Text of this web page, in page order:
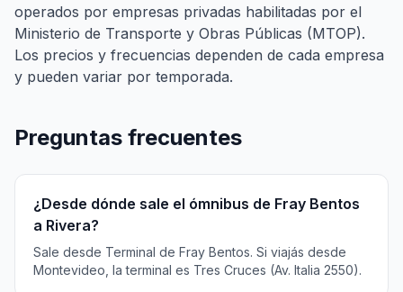
operados por empresas privadas habilitadas por el
Ministerio de Transporte y Obras Públicas (MTOP).
Los precios y frecuencias dependen de cada empresa
y pueden variar por temporada.
Preguntas frecuentes
¿Desde dónde sale el ómnibus de Fray Bentos
a Rivera?
Sale desde Terminal de Fray Bentos. Si viajás desde
Montevideo, la terminal es Tres Cruces (Av. Italia 2550).